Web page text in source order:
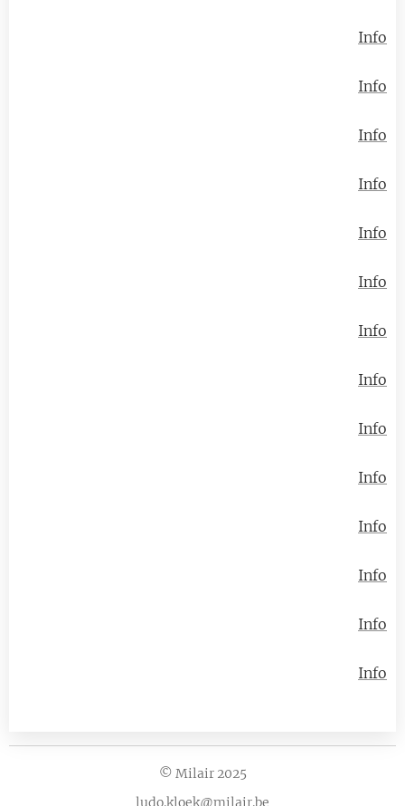
Info
Info
Info
Info
Info
Info
Info
Info
Info
Info
Info
Info
Info
Info
© Milair 2025
ludo.kloek@milair.be